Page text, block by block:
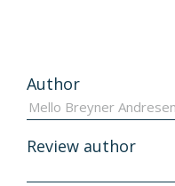
Author
Review author